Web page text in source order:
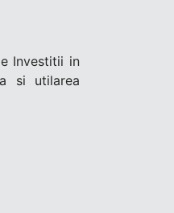
Investitii in
si utilarea